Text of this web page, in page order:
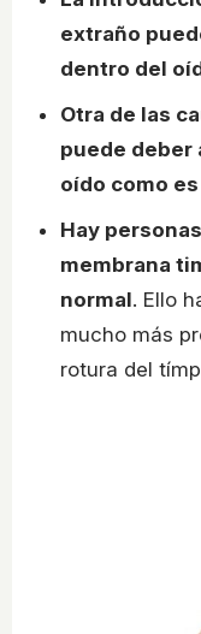
extraño
dentro del
Otra de las
puede deber
oído como
Hay
membrana
normal. Ello
mucho más
rotura del